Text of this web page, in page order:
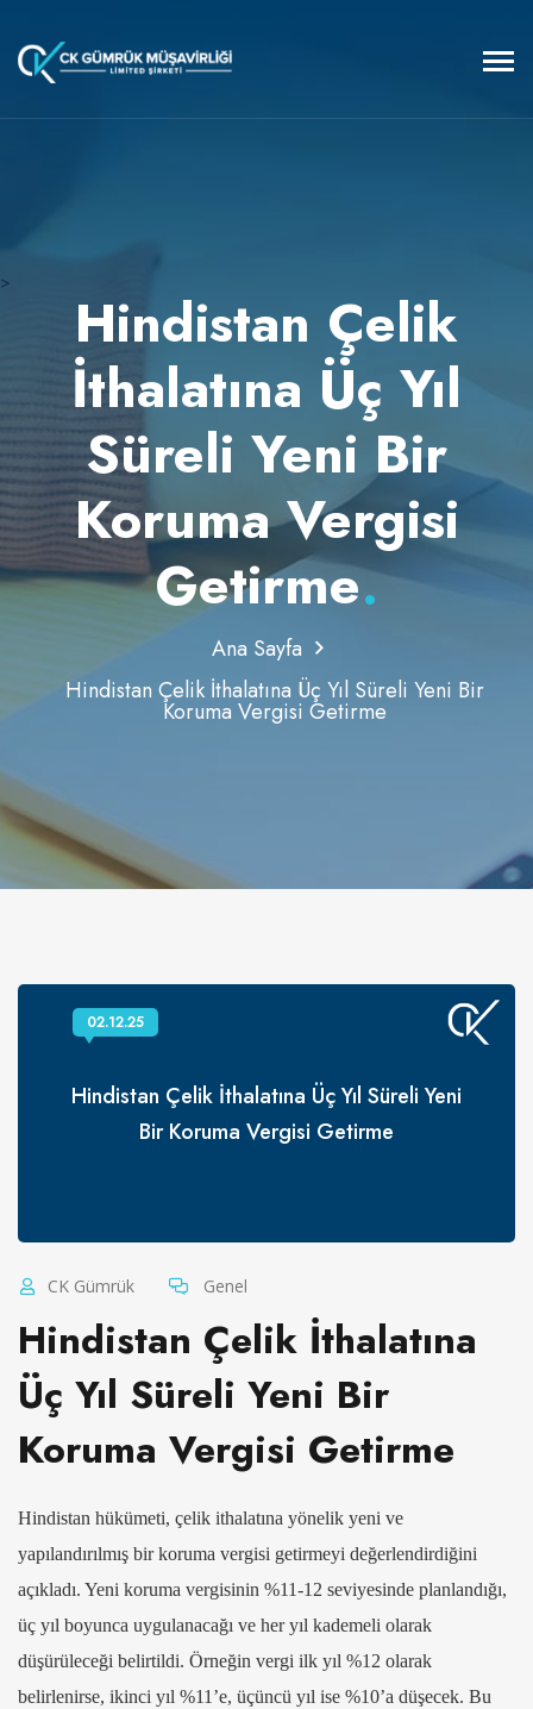
>
Hindistan Çelik
İthalatına Üç Yıl
Süreli Yeni Bir
Koruma Vergisi
Getirme.
Ana Sayfa
Hindistan Çelik İthalatına Üç Yıl Süreli Yeni Bir
Koruma Vergisi Getirme
Hindistan Çelik İthalatına Üç Yıl Süreli Yeni
Bir Koruma Vergisi Getirme
02.12.25
CK Gümrük Genel
Hindistan Çelik İthalatına
Üç Yıl Süreli Yeni Bir
Koruma Vergisi Getirme
Hindistan hükümeti, çelik ithalatına yönelik yeni ve
yapılandırılmış bir koruma vergisi getirmeyi değerlendirdiğini
açıkladı. Yeni koruma vergisinin %11-12 seviyesinde planlandığı,
üç yıl boyunca uygulanacağı ve her yıl kademeli olarak
düşürüleceği belirtildi. Örneğin vergi ilk yıl %12 olarak
belirlenirse, ikinci yıl %11’e, üçüncü yıl ise %10’a düşecek. Bu